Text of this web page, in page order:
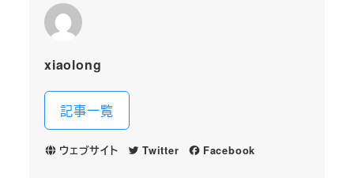
xiaolong
記事一覧
ウェブサイト Twitter Facebook